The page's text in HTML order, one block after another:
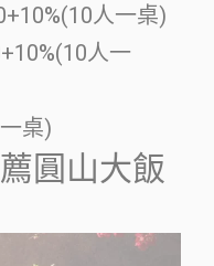
人一桌)
人一
桌)
圓山大飯